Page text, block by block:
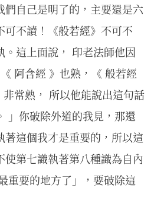
們自己是明了的，主要還是六
不讀！《般若經》不可不
這上面說， 印老法師他因
阿含經 》也熟，《 般若經
常熟， 所以他能說出這句話
」你破除外道的我見，那還
著這個我才是重要的，所以這
使第七識執著第八種識為自內
重要的地方了」，要破除這